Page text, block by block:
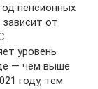
пенсионных
от
уровень
— чем выше
году, тем